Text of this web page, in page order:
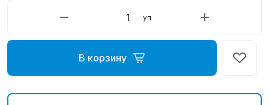
уп
В корзину